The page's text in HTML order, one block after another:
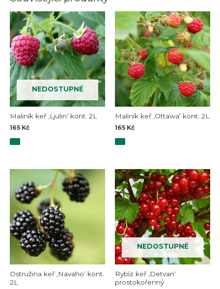
NEDOSTUPNÉ
Maliník keř ‚Ljulin‘ kont. 2L
165 Kč
Maliník keř ‚Ottawa‘ kont. 2L
165 Kč
Ostružina keř ‚Navaho‘ kont.
2L
NEDOSTUPNÉ
Rybíz keř ‚Detvan‘
prostokořenný